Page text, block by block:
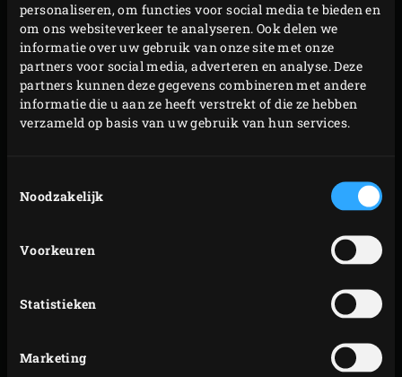
personaliseren, om functies voor social media te bieden en
om ons websiteverkeer te analyseren. Ook delen we
informatie over uw gebruik van onze site met onze
partners voor social media, adverteren en analyse. Deze
partners kunnen deze gegevens combineren met andere
informatie die u aan ze heeft verstrekt of die ze hebben
verzameld op basis van uw gebruik van hun services.
Noodzakelijk
Voorkeuren
Statistieken
Marketing
GIETIJZER GEBRUIKEN
het eerst gaat gebruiken? En hoe kun je het gietijzer het